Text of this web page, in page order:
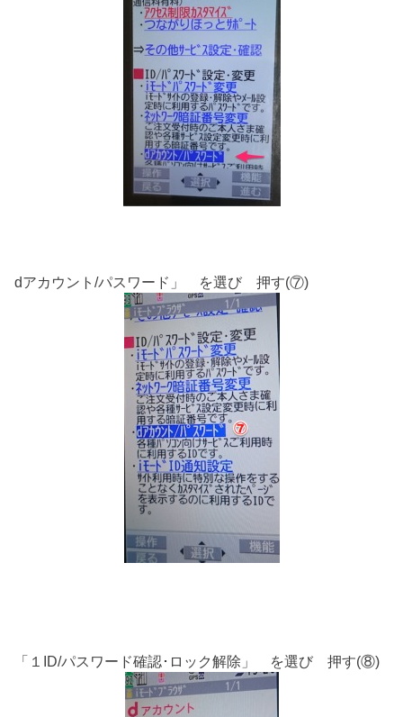
dアカウント/パスワード」 を選び 押す(⑦)
「１ID/パスワード確認･ロック解除」 を選び 押す(⑧)